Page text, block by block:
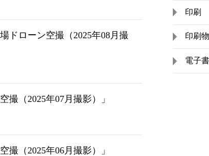
ドローン空撮（2025年08月撮
（2025年07月撮影）」
（2025年06月撮影）」
印刷
印刷
電子